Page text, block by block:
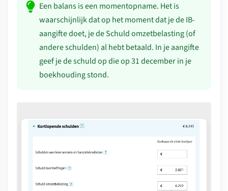
Een balans is een momentopname. Het is
waarschijnlijk dat op het moment dat je de IB-
aangifte doet, je de Schuld omzetbelasting (of
andere schulden) al hebt betaald. In je aangifte
geef je de schuld op die op 31 december in je
boekhouding stond.